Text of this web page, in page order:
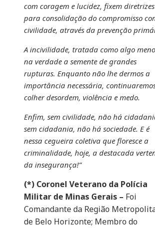
com coragem e lucidez, fixem diretrizes
para consolidação do compromisso
civilidade, através da prevenção
A incivilidade, tratada como algo
na verdade a semente de grandes
rupturas. Enquanto não lhe dermos a
importância necessária,
colher desordem, violência e medo.
Enfim, sem civilidade, não há
sem cidadania, não há sociedade. E é
nessa cegueira coletiva que floresce a
criminalidade, hoje, a destacada
da insegurança!”
(*) Coronel Veterano da Polícia
Militar de Minas Gerais – Foi
Comandante da Região
de Belo Horizonte; Membro do